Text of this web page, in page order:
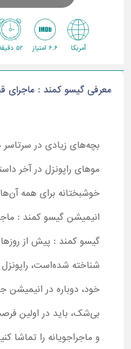
آمریکا 6.6 امتیاز 52 دقیقه
معرفی گیسو کمند : ماجرای
بچه‌های زیادی در سرتاسر
موهای راپونزل در آخر
خوشبختانه برای همه
انیمیشن گیسو کمند :
گیسو کمند : پیش از
شناخته شده‌است،
خود، دوباره در
بی‌شک، باید در اولین
و ماجراجویانه را تماشا